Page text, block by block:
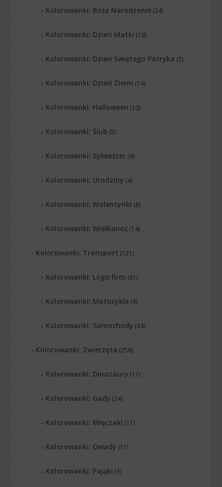
Kolorowanki: Boże Narodzenie (24)
Kolorowanki: Dzień Matki (19)
Kolorowanki: Dzień Świętego Patryka (5)
Kolorowanki: Dzień Ziemi (14)
Kolorowanki: Halloween (10)
Kolorowanki: Ślub (5)
Kolorowanki: Sylwester (4)
Kolorowanki: Urodziny (4)
Kolorowanki: Walentynki (8)
Kolorowanki: Wielkanoc (14)
Kolorowanki: Transport (121)
Kolorowanki: Logo firm (61)
Kolorowanki: Motocykle (9)
Kolorowanki: Samochody (34)
Kolorowanki: Zwierzęta (256)
Kolorowanki: Dinozaury (17)
Kolorowanki: Gady (24)
Kolorowanki: Mięczaki (11)
Kolorowanki: Owady (17)
Kolorowanki: Pająki (3)